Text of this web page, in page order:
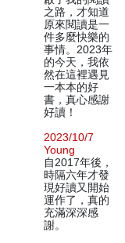
之路，才知道
原來閱讀是一
件多麼快樂的
事情。2023年
的今天，我依
然在這裡遇見
一本本的好
書，真心感謝
好讀！
2023/10/7
Young
自2017年後，
時隔六年才發
現好讀又開始
運作了，真的
充滿深深感
謝。